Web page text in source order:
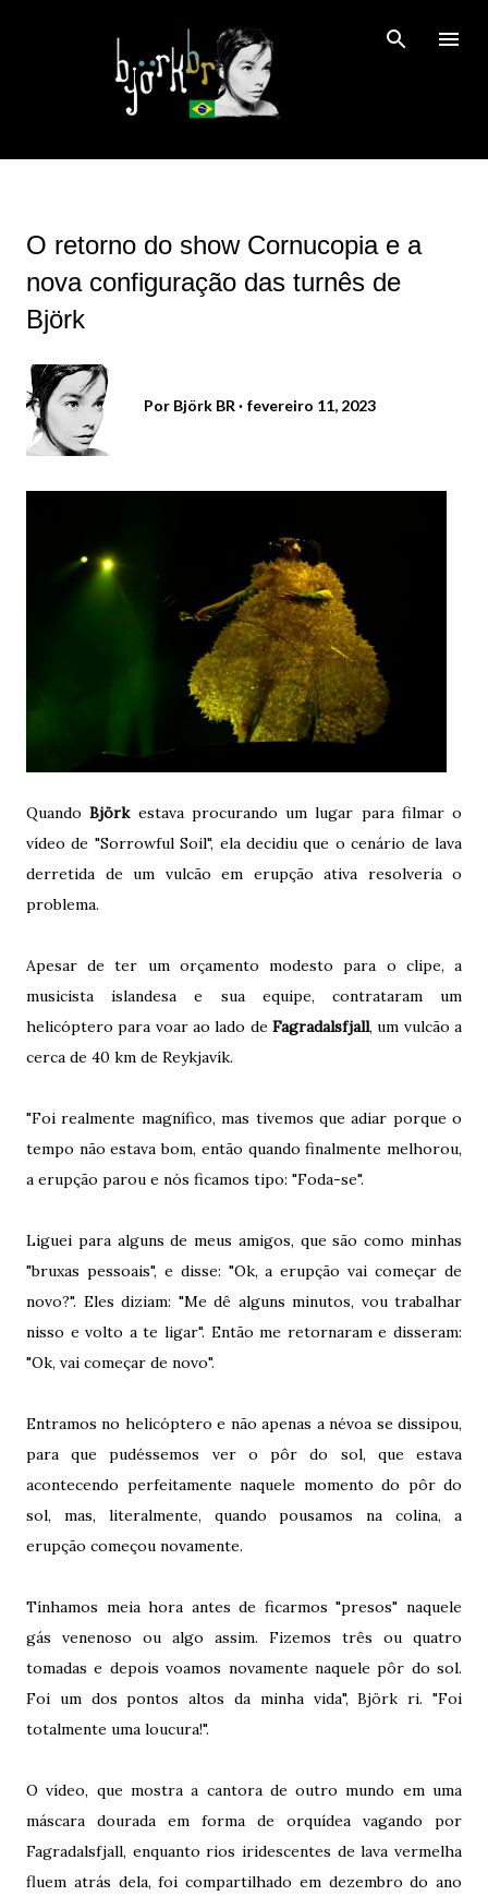
Pular para o conteúdo principal
O retorno do show Cornucopia e a
nova configuração das turnês de
Björk
Por Björk BR fevereiro 11, 2023
QuandoBjörkestava procurando um lugar para filmar o
vídeo de "Sorrowful Soil", ela decidiu que o cenário de lava
derretida de um vulcão em erupção ativa resolveria o
problema.
Apesar de ter um orçamento modesto para o clipe, a
musicista islandesa e sua equipe, contrataram um
helicóptero para voar ao lado de Fagradalsfjall, um vulcão a
cerca de 40 km de Reykjavík.
"Foi realmente magnífico, mas tivemos que adiar porque o
tempo não estava bom, então quando finalmente melhorou,
a erupção parou e nós ficamos tipo: "Foda-se".
Liguei para alguns de meus amigos, que são como minhas
"bruxas pessoais", e disse: "Ok, a erupção vai começar de
novo?". Eles diziam: "Me dê alguns minutos, vou trabalhar
nisso e volto a te ligar". Então me retornaram e disseram:
"Ok, vai começar de novo".
Entramos no helicóptero e não apenas a névoa se dissipou,
para que pudéssemos ver o pôr do sol, que estava
acontecendo perfeitamente naquele momento do pôr do
sol, mas, literalmente, quando pousamos na colina, a
erupção começou novamente.
Tínhamos meia hora antes de ficarmos "presos" naquele
gás venenoso ou algo assim. Fizemos três ou quatro
tomadas e depois voamos novamente naquele pôr do sol.
Foi um dos pontos altos da minha vida", Björk ri. "Foi
totalmente uma loucura!".
O vídeo, que mostra a cantora de outro mundo em uma
máscara dourada em forma de orquídea vagando por
Fagradalsfjall, enquanto rios iridescentes de lava vermelha
fluem atrás dela, foi compartilhado em dezembro do ano